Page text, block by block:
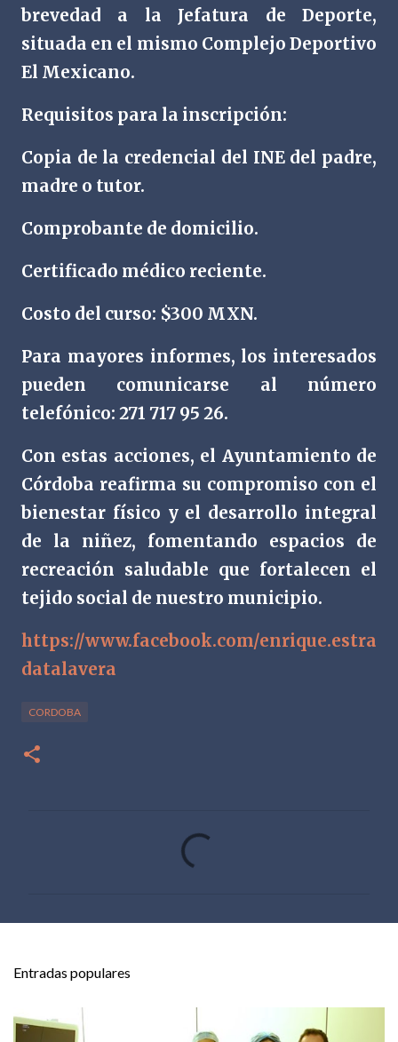
brevedad a la Jefatura de Deporte,
situada en el mismo Complejo Deportivo
El Mexicano.
Requisitos para la inscripción:
Copia de la credencial del INE del padre,
madre o tutor.
Comprobante de domicilio.
Certificado médico reciente.
Costo del curso: $300 MXN.
Para mayores informes, los interesados
pueden comunicarse al número
telefónico: 271 717 95 26.
Con estas acciones, el Ayuntamiento de
Córdoba reafirma su compromiso con el
bienestar físico y el desarrollo integral
de la niñez, fomentando espacios de
recreación saludable que fortalecen el
tejido social de nuestro municipio.
https://www.facebook.com/enrique.estra
datalavera
CORDOBA
Entradas populares